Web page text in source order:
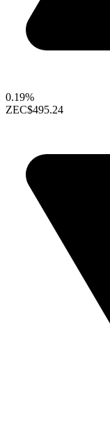
0.19%
ZEC$495.24